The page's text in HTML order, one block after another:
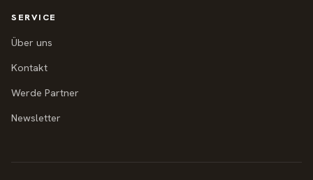
SERVICE
Über uns
Kontakt
Werde Partner
Newsletter